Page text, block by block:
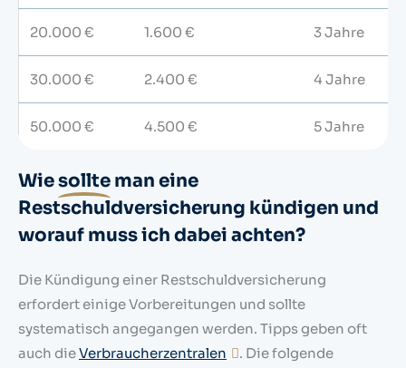
20.000 € 1.600 € 3 Jahre
30.000 € 2.400 € 4 Jahre
50.000 € 4.500 € 5 Jahre
Wiesollte man eine
Restschuldversicherung kündigen und
worauf muss ich dabei achten?
Die Kündigung einer Restschuldversicherung
erfordert einige Vorbereitungen und sollte
systematisch angegangen werden. Tipps geben oft
auch dieVerbraucherzentralen
. Die folgende